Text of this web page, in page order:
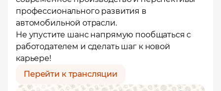
профессионального развития в
автомобильной отрасли.
Не упустите шанс напрямую пообщаться с
работодателем и сделать шаг к новой
карьере!
Перейти к трансляции